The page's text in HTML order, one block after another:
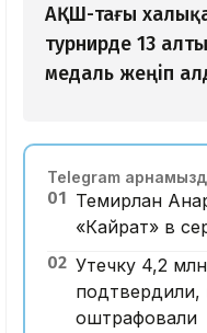
АҚШ-тағы
турнирде 13
медаль жеңіп
Telegram
01 Темирлан
«Кайрат» в
02 Утечку 4,2
оштрафовали